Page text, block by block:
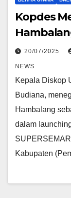
Kopdes
20/07/2025
NEWS
Kepala Diskop
Budiana,
Hambalang
dalam
Kabupaten